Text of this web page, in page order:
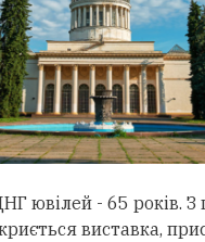
ювілей - 65 років. З
виставка,